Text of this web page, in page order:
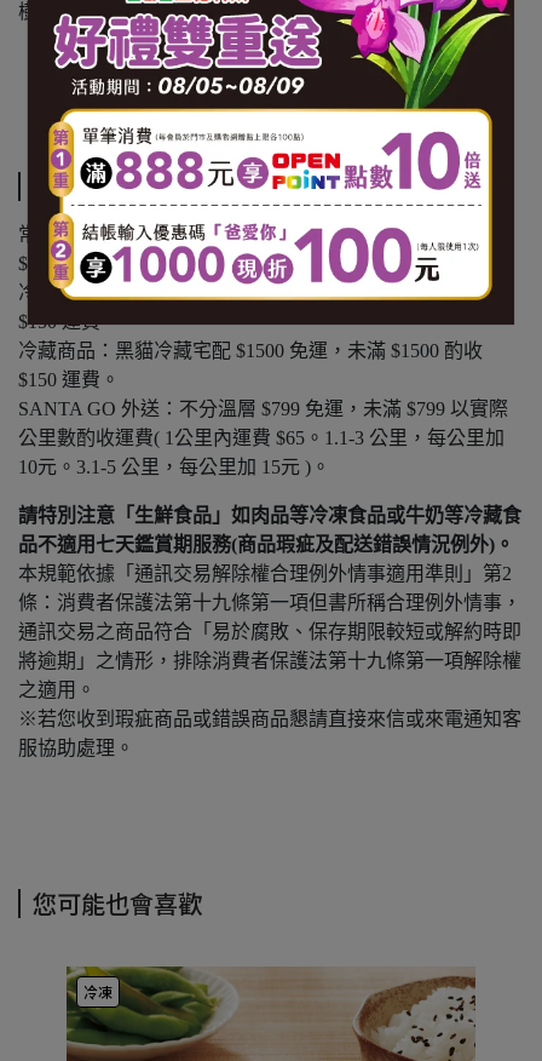
樹薯澱粉、水)、水、蒜、米酒(米、精製食用酒精)
【內容量(重量)】350g/包(固形物300g)
【保存期限(總效期)】360天
【原產地(國)】台灣
運送方式
常溫商品：黑貓常溫宅配 $1200 免運，未滿 $1200 酌收
$100 運費。
冷凍商品：黑貓冷凍宅配 $1500 免運，未滿 $1500 酌收
$150 運費。
冷藏商品：黑貓冷藏宅配 $1500 免運，未滿 $1500 酌收
$150 運費。
SANTA GO 外送：不分溫層 $799 免運，未滿 $799 以實際
公里數酌收運費( 1公里內運費 $65。1.1-3 公里，每公里加
10元。3.1-5 公里，每公里加 15元 )。
請特別注意「生鮮食品」如肉品等冷凍食品或牛奶等冷藏食
品不適用七天鑑賞期服務(商品瑕疵及配送錯誤情況例外)。
本規範依據「通訊交易解除權合理例外情事適用準則」第2
條：消費者保護法第十九條第一項但書所稱合理例外情事，
通訊交易之商品符合「易於腐敗、保存期限較短或解約時即
將逾期」之情形，排除消費者保護法第十九條第一項解除權
之適用。
※若您收到瑕疵商品或錯誤商品懇請直接來信或來電通知客
服協助處理。
您可能也會喜歡
冷凍